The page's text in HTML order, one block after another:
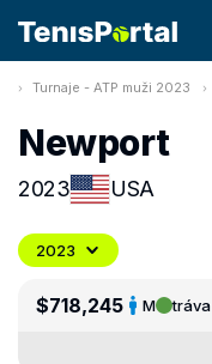
Turnaje - ATP muži 2023
Newport
2023 USA
2023
$718,245 M tráva